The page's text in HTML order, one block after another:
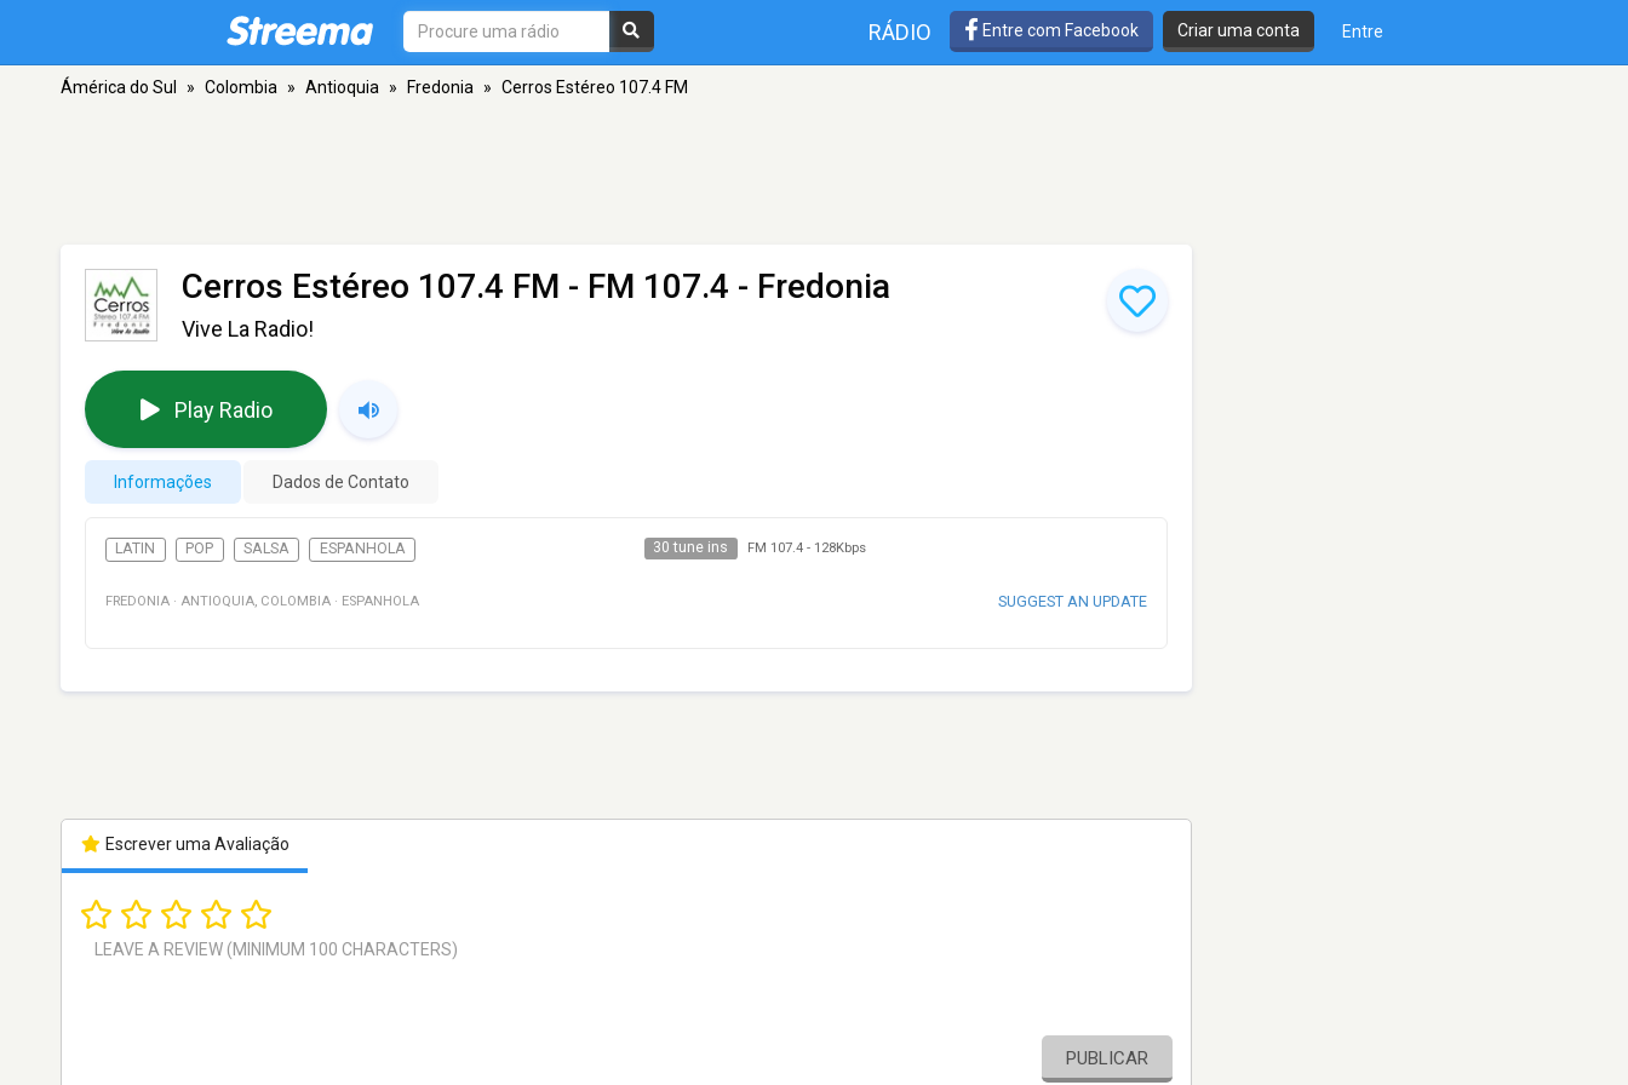
RÁDIO Entre com Facebook Criar uma conta Entre
Ámérica do Sul » Colombia » Antioquia » Fredonia » Cerros Estéreo 107.4 FM
Cerros Estéreo 107.4 FM - FM 107.4 - Fredonia
Vive La Radio!
Play Radio
Informações Dados de Contato
LATIN POP SALSA ESPANHOLA 30 tune ins FM 107.4- 128Kbps
FREDONIA · ANTIOQUIA, COLOMBIA · ESPANHOLA SUGGEST AN UPDATE
Escrever uma Avaliação
PUBLICAR